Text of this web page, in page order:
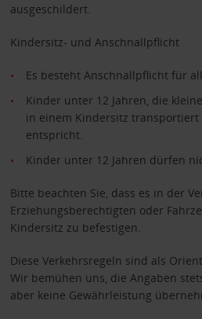
ausgeschildert.
Kindersitz- und Anschnallpflicht
Es besteht Anschnallpflicht für
Kinder unter 12 Jahren, die
in einem Kindersitz
entspricht.
Kinder unter 12 Jahren dürfen
Bitte beachten Sie, dass es in der
Erziehungsberechtigten oder
Kindersitz zu befestigen.
Diese Verkehrsregeln sind als
Wir bemühen uns, die Angaben
aber keine Gewährleistung